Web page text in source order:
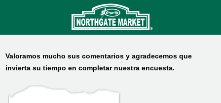
Valoramos mucho sus comentarios y agradecemos que
invierta su tiempo en completar nuestra encuesta.